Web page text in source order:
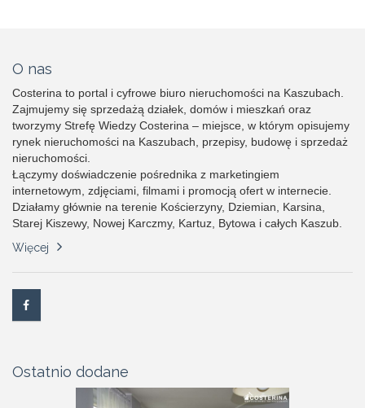
O nas
Costerina to portal i cyfrowe biuro nieruchomości na Kaszubach.
Zajmujemy się sprzedażą działek, domów i mieszkań oraz
tworzymy Strefę Wiedzy Costerina – miejsce, w którym opisujemy
rynek nieruchomości na Kaszubach, przepisy, budowę i sprzedaż
nieruchomości.
Łączymy doświadczenie pośrednika z marketingiem
internetowym, zdjęciami, filmami i promocją ofert w internecie.
Działamy głównie na terenie Kościerzyny, Dziemian, Karsina,
Starej Kiszewy, Nowej Karczmy, Kartuz, Bytowa i całych Kaszub.
Więcej
Ostatnio dodane